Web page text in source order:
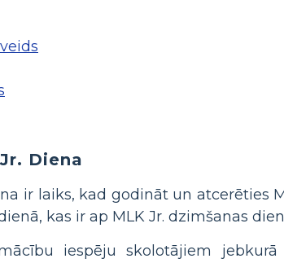
Diena
ir laiks, kad godināt un atcerēties
kas ir ap MLK Jr. dzimšanas
iespēju skolotājiem